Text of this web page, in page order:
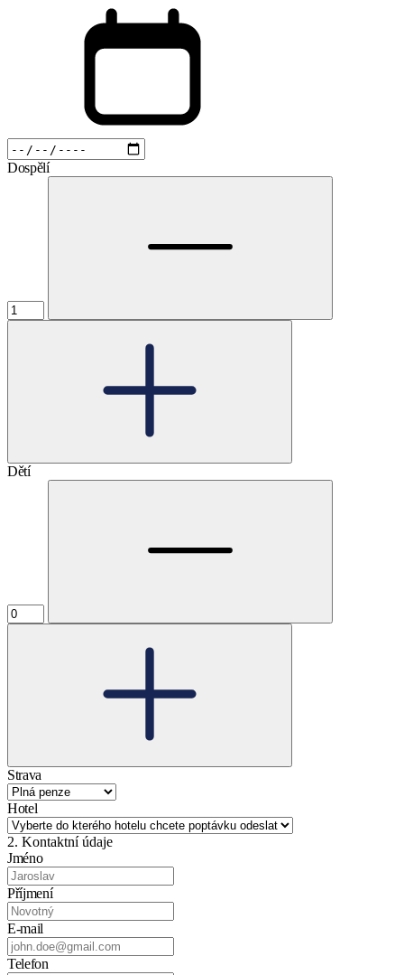
Dospělí
Dětí
Strava
Hotel
2. Kontaktní údaje
Jméno
Příjmení
E-mail
Telefon